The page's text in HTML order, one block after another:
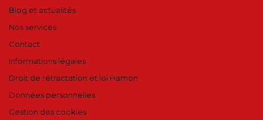
Blog et actualités
Nos services
Contact
Informations légales
Droit de rétractation et loi Hamon
Données personnelles
Gestion des cookies